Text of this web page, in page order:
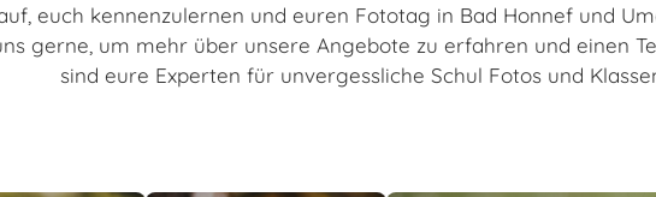
euch kennenzulernen und euren Fototag in Bad Honnef und
gerne, um mehr über unsere Angebote zu erfahren und einen
sind eure Experten für unvergessliche Schul Fotos und